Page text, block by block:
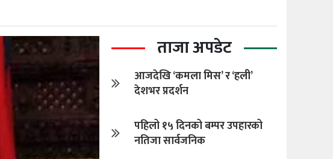
ताजा अपडेट
आजदेखि ‘कमला मिस’ र ‘हली’
देशभर प्रदर्शन
पहिलो १५ दिनको बम्पर उपहारको
नतिजा सार्वजनिक